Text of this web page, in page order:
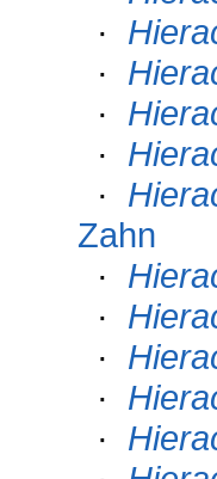
·
·
·
·
·
Zahn
·
·
·
·
·